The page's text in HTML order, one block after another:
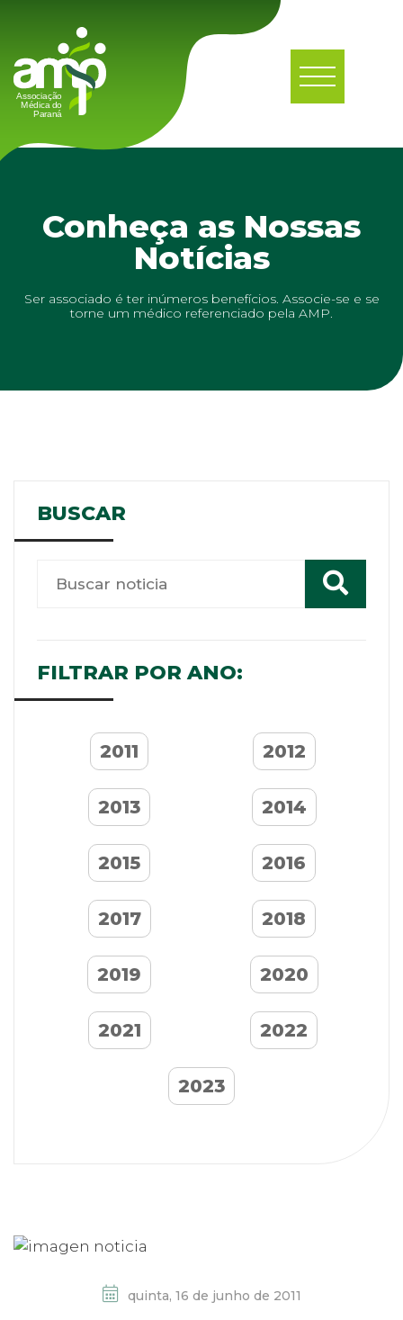
Conheça as Nossas
Notícias
Ser associado é ter inúmeros benefícios. Associe-se e se
torne um médico referenciado pela AMP.
quinta, 16 de junho de 2011
BUSCAR
FILTRAR POR ANO:
2011 2012
2013 2014
2015 2016
2017 2018
2019 2020
2021 2022
2023